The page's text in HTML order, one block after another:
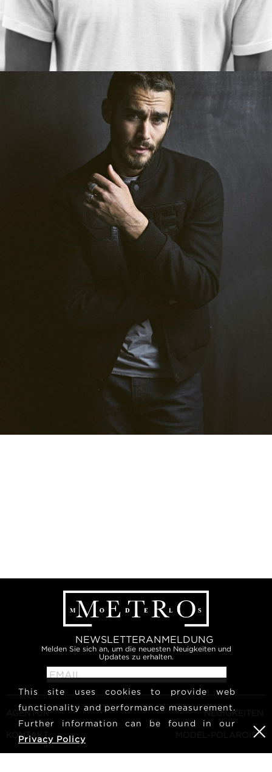
NEWSLETTERANMELDUNG
Melden Sie sich an, um die neuesten Neuigkeiten und
Updates zu erhalten.
AGENTUR
KONTAKT
NEUIGKEITEN
MODEL-POLAROIDS
This site uses cookies to provide web
functionality and performance measurement.
Further information can be found in our
Privacy Policy